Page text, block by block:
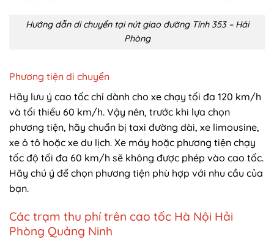
Hướng dẫn di chuyển tại nút giao đường Tỉnh 353 – Hải
Phòng
Phương tiện di chuyển
Hãy lưu ý cao tốc chỉ dành cho xe chạy tối đa 120 km/h
và tối thiểu 60 km/h. Vậy nên, trước khi lựa chọn
phương tiện, hãy chuẩn bị taxi đường dài, xe limousine,
xe ô tô hoặc xe du lịch. Xe máy hoặc phương tiện chạy
tốc độ tối đa 60 km/h sẽ không được phép vào cao tốc.
Hãy chú ý để chọn phương tiện phù hợp với nhu cầu của
bạn.
Các trạm thu phí trên cao tốc Hà Nội Hải
Phòng Quảng Ninh